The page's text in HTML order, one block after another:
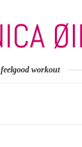
feelgood workout